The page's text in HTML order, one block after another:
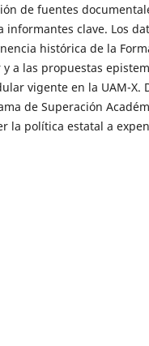
de fuentes
informantes clave. Los
histórica de la
a las propuestas
vigente en la UAM-X.
de Superación
la política estatal a